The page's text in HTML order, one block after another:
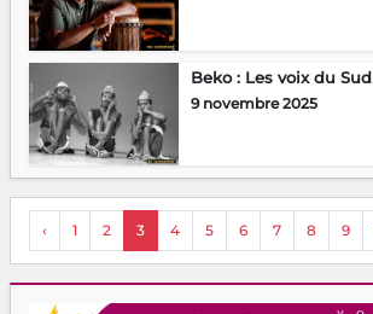
Beko : Les voix du Sud
9 novembre 2025
‹ 1 2 3 4 5 6 7 8 9